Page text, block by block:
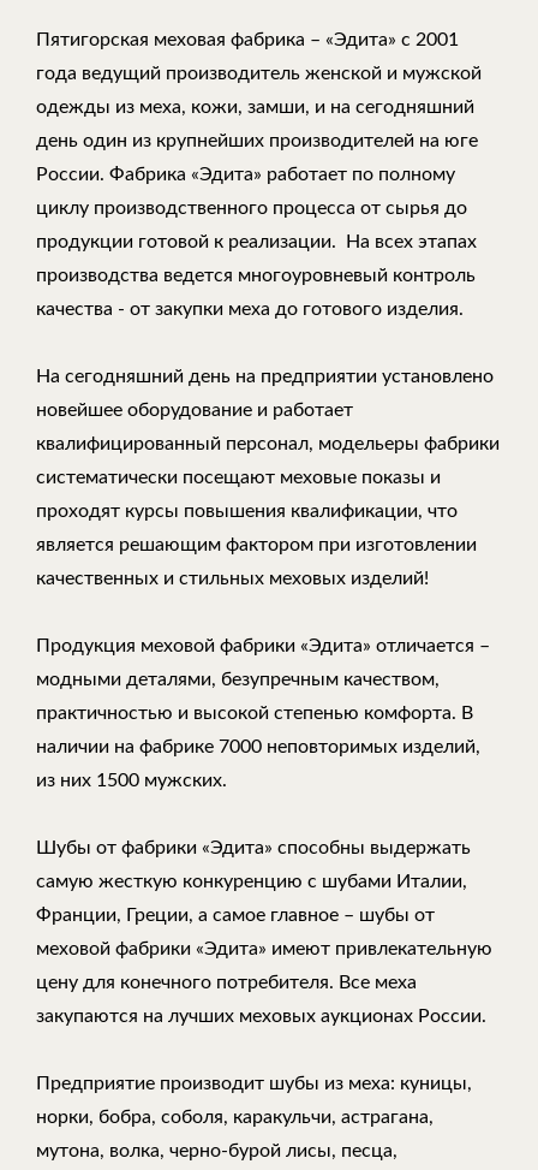
Пятигорская меховая фабрика – «Эдита» с 2001
года ведущий производитель женской и мужской
одежды из меха, кожи, замши, и на сегодняшний
день один из крупнейших производителей на юге
России. Фабрика «Эдита» работает по полному
циклу производственного процесса от сырья до
продукции готовой к реализации. На всех этапах
производства ведется многоуровневый контроль
качества - от закупки меха до готового изделия.
На сегодняшний день на предприятии установлено
новейшее оборудование и работает
квалифицированный персонал, модельеры фабрики
систематически посещают меховые показы и
проходят курсы повышения квалификации, что
является решающим фактором при изготовлении
качественных и стильных меховых изделий!
Продукция меховой фабрики «Эдита» отличается –
модными деталями, безупречным качеством,
практичностью и высокой степенью комфорта. В
наличии на фабрике 7000 неповторимых изделий,
из них 1500 мужских.
Шубы от фабрики «Эдита» способны выдержать
самую жесткую конкуренцию с шубами Италии,
Франции, Греции, а самое главное – шубы от
меховой фабрики «Эдита» имеют привлекательную
цену для конечного потребителя. Все меха
закупаются на лучших меховых аукционах России.
Предприятие производит шубы из меха: куницы,
норки, бобра, соболя, каракульчи, астрагана,
мутона, волка, черно-бурой лисы, песца,